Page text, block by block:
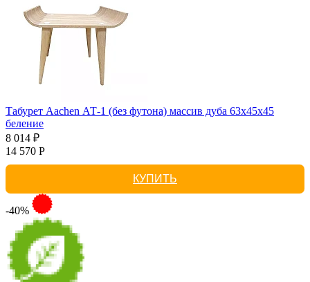
Табурет Aachen АТ-1 (без футона) массив дуба 63х45х45
беление
8 014 ₽
14 570 Р
КУПИТЬ
-40%